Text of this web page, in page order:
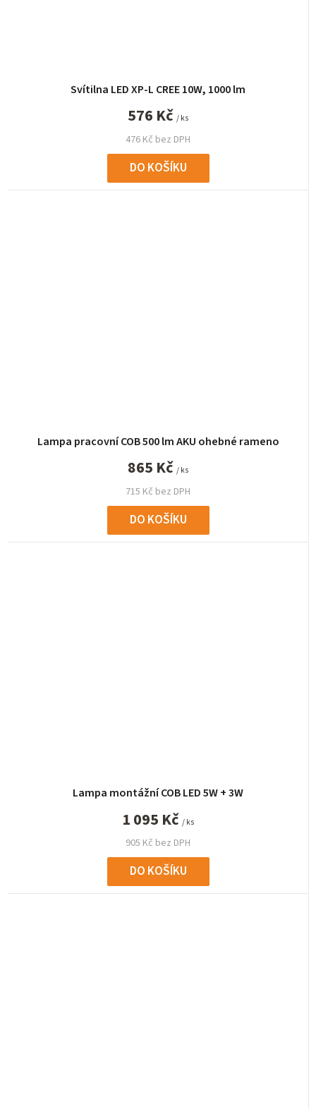
Svítilna LED XP-L CREE 10W, 1000 lm
476 Kč bez DPH
576 Kč / ks
DO KOŠÍKU
Lampa pracovní COB 500 lm AKU ohebné rameno
715 Kč bez DPH
865 Kč / ks
DO KOŠÍKU
Lampa montážní COB LED 5W + 3W
905 Kč bez DPH
1 095 Kč / ks
DO KOŠÍKU